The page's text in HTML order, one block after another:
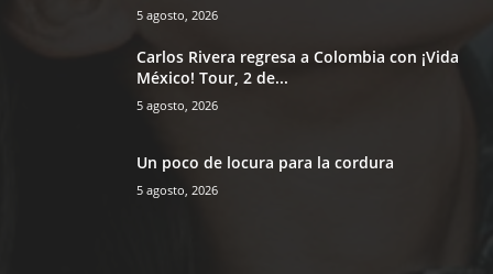
5 agosto, 2026
Carlos Rivera regresa a Colombia con ¡Vida
México! Tour, 2 de...
5 agosto, 2026
Un poco de locura para la cordura
5 agosto, 2026